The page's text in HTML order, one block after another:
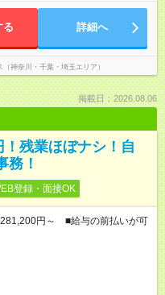
る 詳細へ
神奈川・千葉・埼玉エリア）
掲載日：2026.08.06
残業ほぼナシ！自
務！
登録・面接OK
円～ ■給与の前払いが可